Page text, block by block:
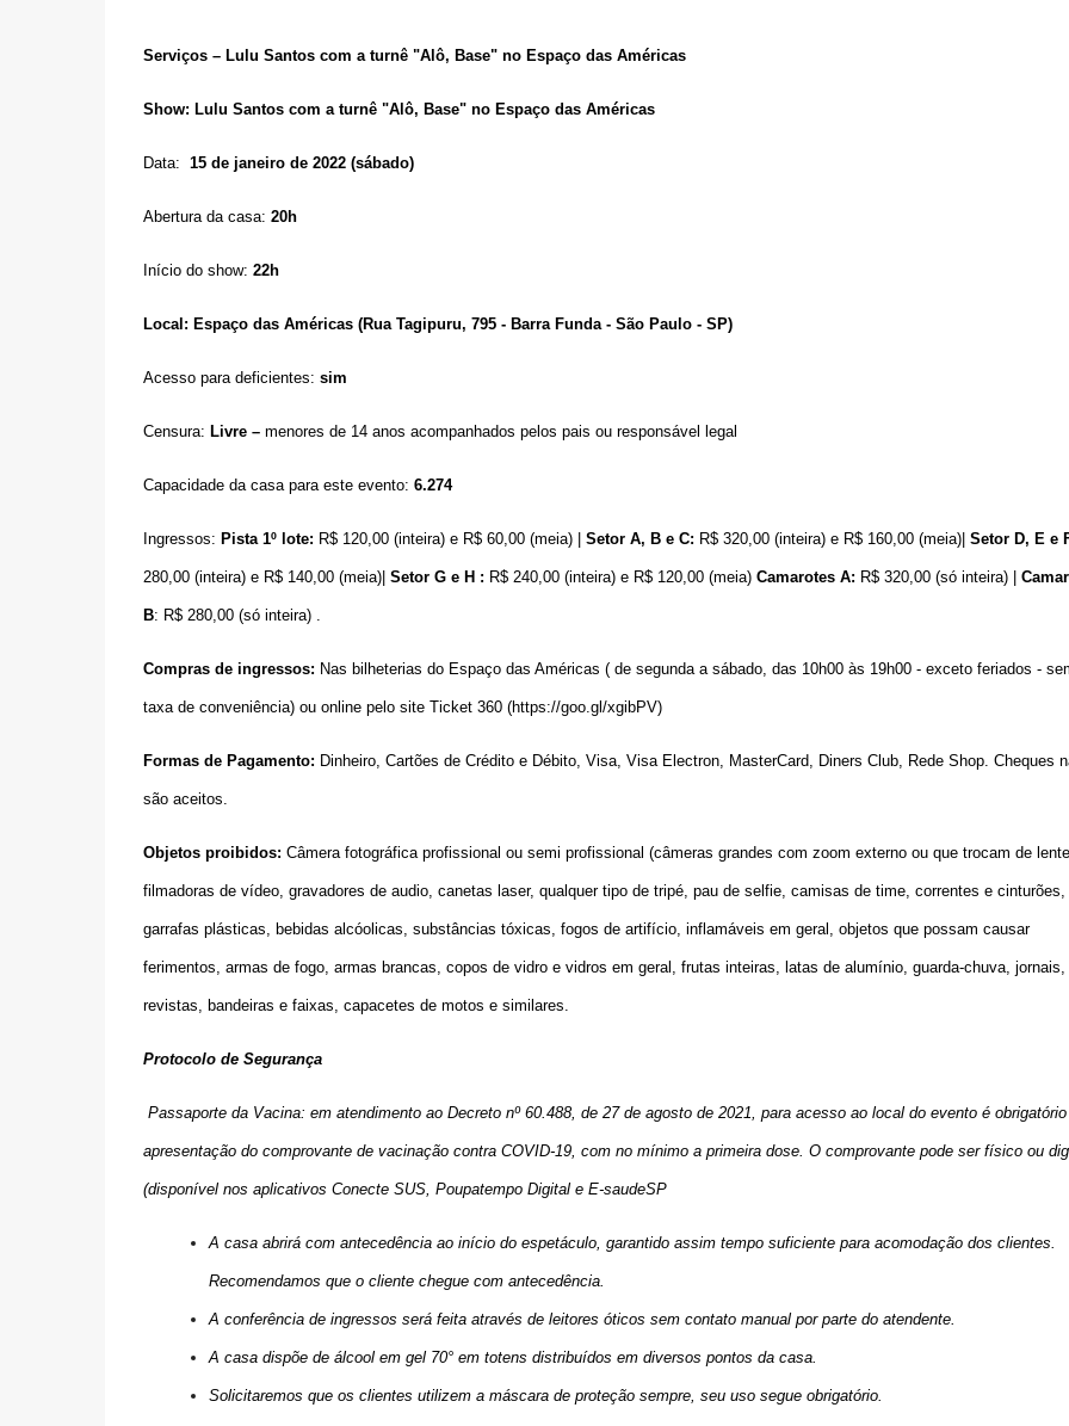
Serviços – Lulu Santos com a turnê "Alô, Base" no Espaço das Américas
Show: Lulu Santos com a turnê "Alô, Base" no Espaço das Américas
Data: 15 de janeiro de 2022 (sábado)
Abertura da casa: 20h
Início do show: 22h
Local: Espaço das Américas (Rua Tagipuru, 795 - Barra Funda - São Paulo - SP)
Acesso para deficientes: sim
Censura: Livre –menores de 14 anos acompanhados pelos pais ou responsável legal
Capacidade da casa para este evento: 6.274
Ingressos: Pista 1º lote: R$ 120,00 (inteira) e R$ 60,00 (meia) | Setor A, B e C: R$ 320,00 (inteira) e R$ 160,00 (meia)| Setor D, E e
280,00 (inteira) e R$ 140,00 (meia)| Setor G e H : R$ 240,00 (inteira) e R$ 120,00 (meia) Camarotes A: R$ 320,00 (só inteira) |
B: R$ 280,00 (só inteira) .
Compras de ingressos: Nas bilheterias do Espaço das Américas ( de segunda a sábado, das 10h00 às 19h00 - exceto feriados -
taxa de conveniência) ou online pelo site Ticket 360 (https://goo.gl/xgibPV)
Formas de Pagamento: Dinheiro, Cartões de Crédito e Débito, Visa, Visa Electron, MasterCard, Diners Club, Rede Shop. Cheques
são aceitos.
Objetos proibidos: Câmera fotográfica profissional ou semi profissional (câmeras grandes com zoom externo ou que trocam de
filmadoras de vídeo, gravadores de audio, canetas laser, qualquer tipo de tripé, pau de selfie, camisas de time, correntes e cinturões,
garrafas plásticas, bebidas alcóolicas, substâncias tóxicas, fogos de artifício, inflamáveis em geral, objetos que possam causar
ferimentos, armas de fogo, armas brancas, copos de vidro e vidros em geral, frutas inteiras, latas de alumínio, guarda-chuva, jornais,
revistas, bandeiras e faixas, capacetes de motos e similares.
Protocolo de Segurança
Passaporte da Vacina: em atendimento ao Decreto nº 60.488, de 27 de agosto de 2021, para acesso ao local do evento é obrigatório
apresentação do comprovante de vacinação contra COVID-19, com no mínimo a primeira dose. O comprovante pode ser físico ou
(disponível nos aplicativos Conecte SUS, Poupatempo Digital e E-saudeSP
A casa abrirá com antecedência ao início do espetáculo, garantido assim tempo suficiente para acomodação dos clientes.
Recomendamos que o cliente chegue com antecedência.
A conferência de ingressos será feita através de leitores óticos sem contato manual por parte do atendente.
A casa dispõe de álcool em gel 70° em totens distribuídos em diversos pontos da casa.
Solicitaremos que os clientes utilizem a máscara de proteção sempre, seu uso segue obrigatório.